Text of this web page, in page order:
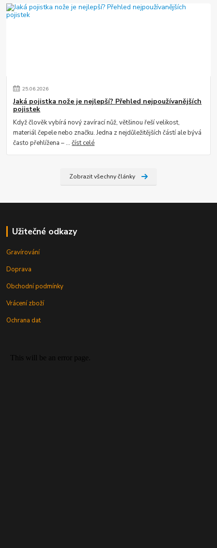
25.06.2026
Jaká pojistka nože je nejlepší? Přehled nejpoužívanějších
pojistek
Když člověk vybírá nový zavírací nůž, většinou řeší velikost,
materiál čepele nebo značku. Jedna z nejdůležitějších částí ale bývá
často přehlížena – ...číst celé
Zobrazit všechny články
Užitečné odkazy
Gravírování
Doprava
Obchodní podmínky
Vrácení zboží
Ochrana dat